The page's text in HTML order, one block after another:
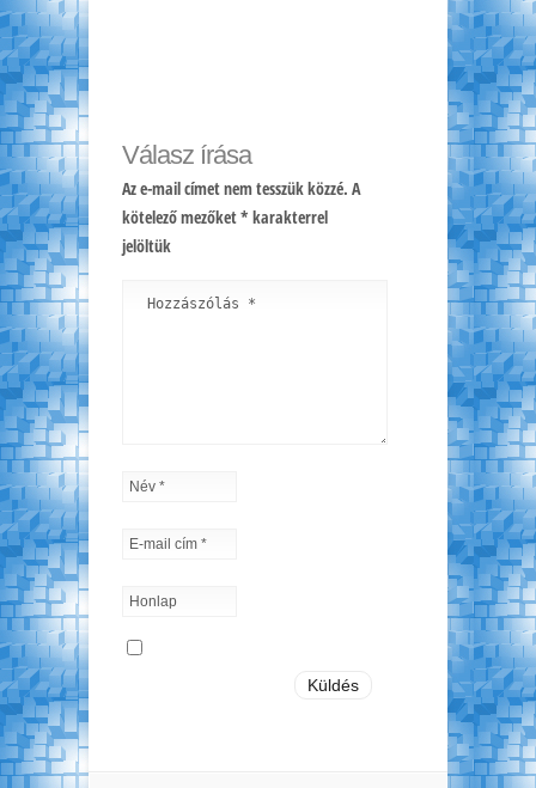
Válasz írása
Az e-mail címet nem tesszük közzé. A
kötelező mezőket* karakterrel
jelöltük